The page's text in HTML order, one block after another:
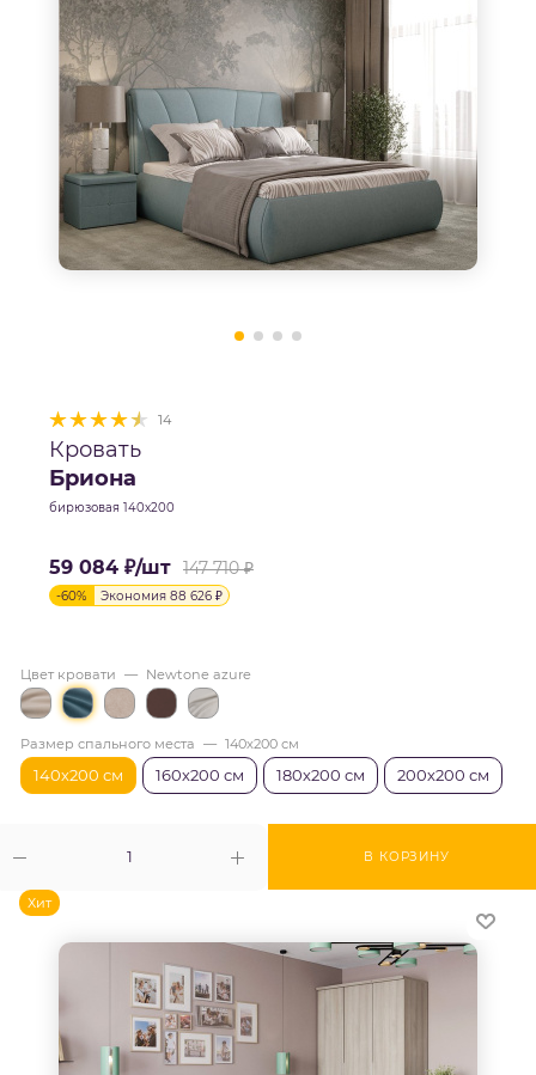
14
Кровать
Бриона
бирюзовая 140х200
59 084 ₽/шт 147 710₽
-60% Экономия 88 626 ₽
В КОРЗИНУ
Цвет кровати — Newtone azure
Размер спального места — 140х200 см
140х200 см 160х200 см 180х200 см 200х200 см
Хит